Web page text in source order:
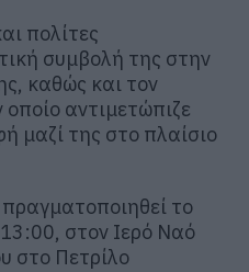
πολίτες
συμβολή της στην
καθώς και τον
αντιμετώπιζε
μαζί της στο πλαίσιο
το
στον Ιερό Ναό
στο Πετρίλο